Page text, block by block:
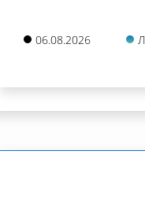
06.08.2026